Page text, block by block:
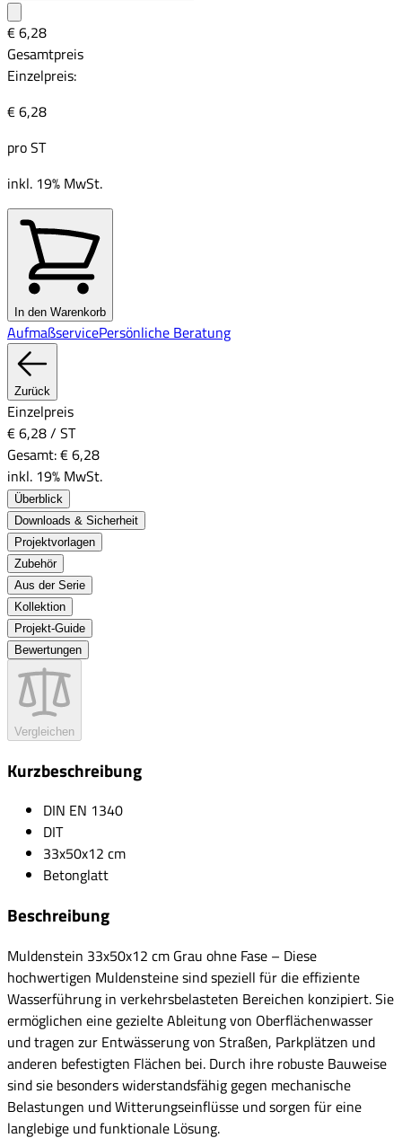
€ 6,28
Gesamtpreis
Einzelpreis:
€ 6,28
proST
inkl. 19% MwSt.
In den Warenkorb
AufmaßservicePersönliche Beratung
Zurück
Einzelpreis
€ 6,28/ ST
Gesamt:€ 6,28
inkl. 19% MwSt.
Überblick
Downloads & Sicherheit
Projektvorlagen
Zubehör
Aus der Serie
Kollektion
Projekt-Guide
Bewertungen
Vergleichen
Kurzbeschreibung
DIN EN 1340
DIT
33x50x12 cm
Betonglatt
Beschreibung
Muldenstein 33x50x12 cm Grau ohne Fase – Diese
hochwertigen Muldensteine sind speziell für die effiziente
Wasserführung in verkehrsbelasteten Bereichen konzipiert. Sie
ermöglichen eine gezielte Ableitung von Oberflächenwasser
und tragen zur Entwässerung von Straßen, Parkplätzen und
anderen befestigten Flächen bei. Durch ihre robuste Bauweise
sind sie besonders widerstandsfähig gegen mechanische
Belastungen und Witterungseinflüsse und sorgen für eine
langlebige und funktionale Lösung.